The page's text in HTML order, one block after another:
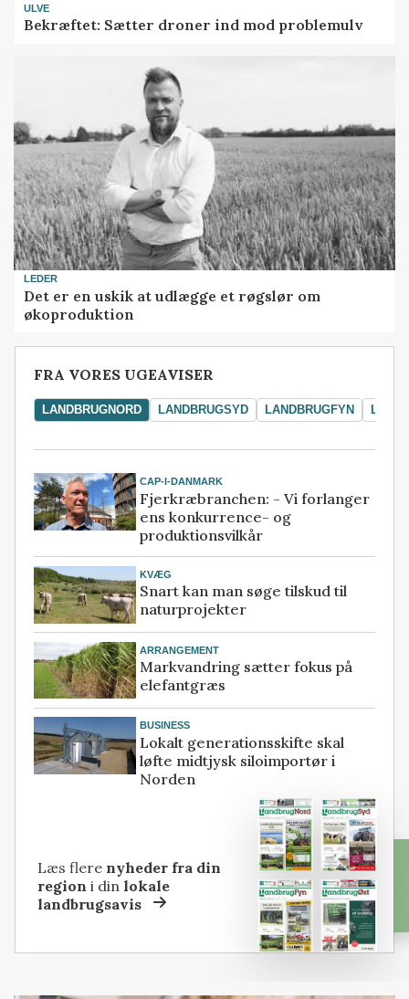
ULVE
Bekræftet: Sætter droner ind mod problemulv
LEDER
Det er en uskik at udlægge et røgslør om
økoproduktion
FRA VORES UGEAVISER
LANDBRUGNORD LANDBRUGSYD LANDBRUGFYN
CAP-I-DANMARK
Fjerkræbranchen: - Vi forlanger
ens konkurrence- og
produktionsvilkår
KVÆG
Snart kan man søge tilskud til
naturprojekter
ARRANGEMENT
Markvandring sætter fokus på
elefantgræs
BUSINESS
Lokalt generationsskifte skal
løfte midtjysk siloimportør i
Norden
Læs flere nyheder fra din
region i dinlokale
landbrugsavis